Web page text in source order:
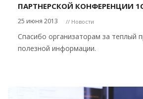
ПАРТНЕРСКОЙ КОНФЕРЕНЦИИ
25 июня 2013 // Новости
Спасибо организаторам за теплый
полезной информации.